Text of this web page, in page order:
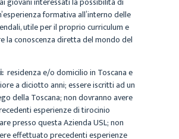
formativa all’interno delle
utile per il proprio curriculum e
la conoscenza diretta del mondo del
residenza e/o domicilio in Toscana e
a diciotto anni; essere iscritti ad un
della Toscana; non dovranno avere
esperienze di tirocinio
presso questa Azienda USL; non
effettuato precedenti esperienze